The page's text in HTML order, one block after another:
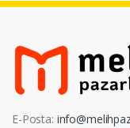
E-Posta: